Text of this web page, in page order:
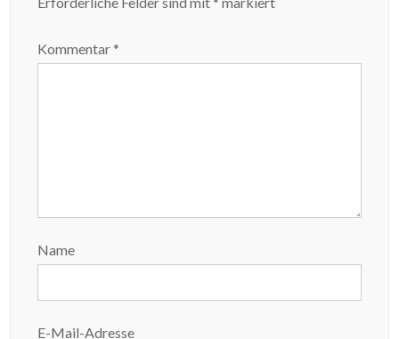
Kommentar*
Name
E-Mail-Adresse